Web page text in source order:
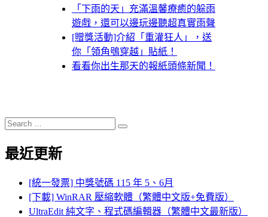
「下雨的天」充滿溫馨療癒的躲雨
遊戲，還可以邊玩邊聽超真實雨聲
[贈獎活動]介紹「重灌狂人」，送
你「領角鴞穿越」貼紙！
看看你出生那天的報紙頭條新聞！
Search
for:
Search
最近更新
[統一發票] 中獎號碼 115 年 5、6月
[下載] WinRAR 壓縮軟體（繁體中文版+免費版）
UltraEdit 純文字、程式碼編輯器（繁體中文最新版）